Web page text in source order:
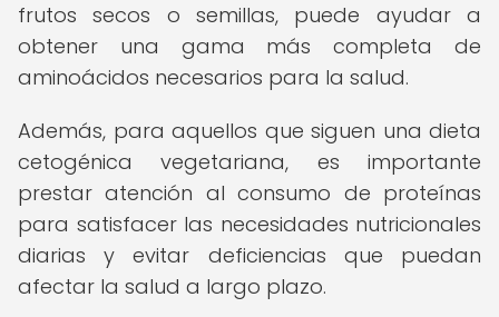
frutos secos o semillas, puede ayudar a
obtener una gama más completa de
aminoácidos necesarios para la salud.
Además, para aquellos que siguen una dieta
cetogénica vegetariana, es importante
prestar atención al consumo de proteínas
para satisfacer las necesidades nutricionales
diarias y evitar deficiencias que puedan
afectar la salud a largo plazo.